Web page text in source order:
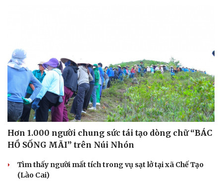
Hơn 1.000 người chung sức tái tạo dòng chữ “BÁC
HỒ SỐNG MÃI” trên Núi Nhón
Tìm thấy người mất tích trong vụ sạt lở tại xã Chế Tạo
(Lào Cai)